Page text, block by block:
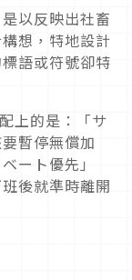
以反映出社畜
想，特地設計
語或符號卻特
上的是：「サ
暫停無償加
ート優先」
後就準時離開